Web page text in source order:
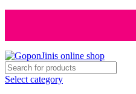
Select category